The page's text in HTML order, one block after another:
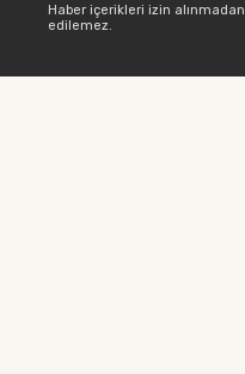
Haber içerikleri izin
edilemez.